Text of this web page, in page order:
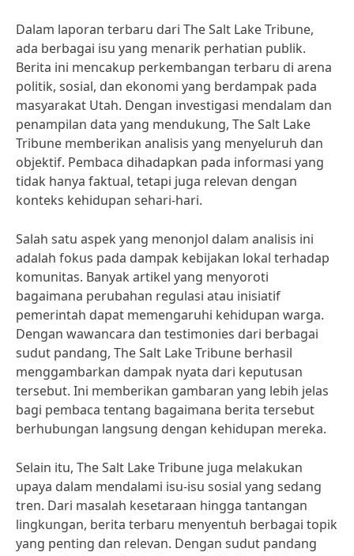
Dalam laporan terbaru dari The Salt Lake Tribune,
ada berbagai isu yang menarik perhatian publik.
Berita ini mencakup perkembangan terbaru di arena
politik, sosial, dan ekonomi yang berdampak pada
masyarakat Utah. Dengan investigasi mendalam dan
penampilan data yang mendukung, The Salt Lake
Tribune memberikan analisis yang menyeluruh dan
objektif. Pembaca dihadapkan pada informasi yang
tidak hanya faktual, tetapi juga relevan dengan
konteks kehidupan sehari-hari.
Salah satu aspek yang menonjol dalam analisis ini
adalah fokus pada dampak kebijakan lokal terhadap
komunitas. Banyak artikel yang menyoroti
bagaimana perubahan regulasi atau inisiatif
pemerintah dapat memengaruhi kehidupan warga.
Dengan wawancara dan testimonies dari berbagai
sudut pandang, The Salt Lake Tribune berhasil
menggambarkan dampak nyata dari keputusan
tersebut. Ini memberikan gambaran yang lebih jelas
bagi pembaca tentang bagaimana berita tersebut
berhubungan langsung dengan kehidupan mereka.
Selain itu, The Salt Lake Tribune juga melakukan
upaya dalam mendalami isu-isu sosial yang sedang
tren. Dari masalah kesetaraan hingga tantangan
lingkungan, berita terbaru menyentuh berbagai topik
yang penting dan relevan. Dengan sudut pandang